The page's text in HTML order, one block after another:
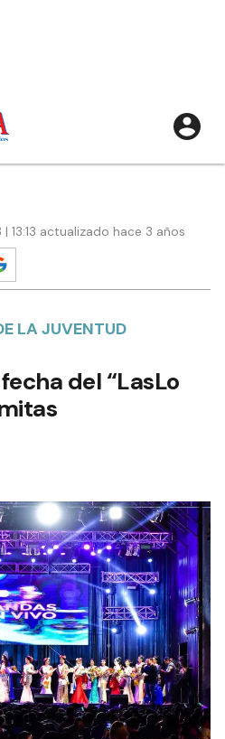
actualizado hace 3 años
LA JUVENTUD
del “LasLo